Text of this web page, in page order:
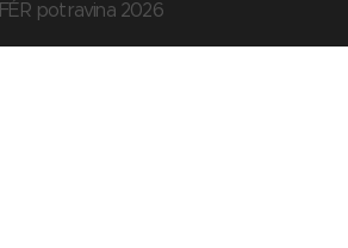
FÉR potravina 2026